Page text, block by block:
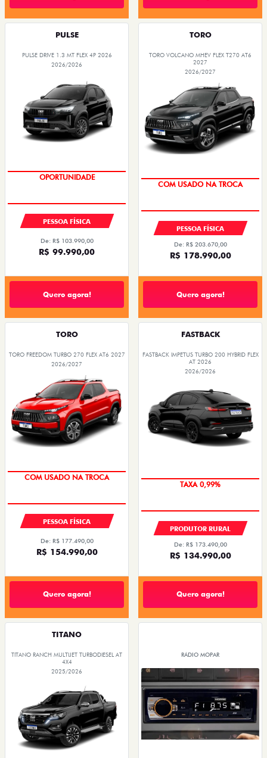
PULSE
PULSE DRIVE 1.3 MT FLEX 4P 2026
2026/2026
OPORTUNIDADE
PESSOA FÍSICA
De: R$ 103.990,00
R$ 99.990,00
Quero agora!
TORO
TORO VOLCANO MHEV FLEX T270 AT6
2027
2026/2027
COM USADO NA TROCA
PESSOA FÍSICA
De: R$ 203.670,00
R$ 178.990,00
Quero agora!
TORO
TORO FREEDOM TURBO 270 FLEX AT6 2027
2026/2027
COM USADO NA TROCA
PESSOA FÍSICA
De: R$ 177.490,00
R$ 154.990,00
Quero agora!
FASTBACK
FASTBACK IMPETUS TURBO 200 HYBRID FLEX
AT 2026
2026/2026
TAXA 0,99%
PRODUTOR RURAL
De: R$ 173.490,00
R$ 134.990,00
Quero agora!
TITANO
TITANO RANCH MULTIJET TURBODIESEL AT
4X4
2025/2026
RÁDIO MOPAR